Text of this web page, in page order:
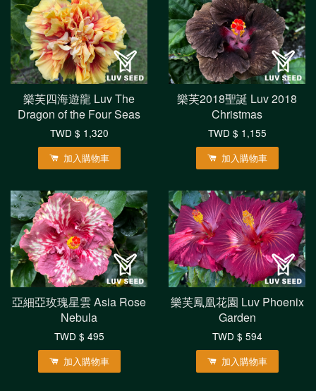
樂芙四海遊龍 Luv The
Dragon of the Four Seas
TWD $ 1,320
加入購物車
樂芙2018聖誕 Luv 2018
Christmas
TWD $ 1,155
加入購物車
亞細亞玫瑰星雲 Asia Rose
Nebula
TWD $ 495
加入購物車
樂芙鳳凰花園 Luv Phoenix
Garden
TWD $ 594
加入購物車